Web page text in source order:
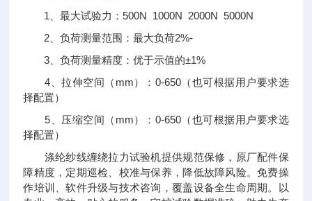
1、最大试验力：500N 1000N 2000N 5000N
2、负荷测量范围：最大负荷2%-
3、负荷测量精度：优于示值的±1%
4、拉伸空间（mm）：0-650（也可根据用户要求选
择配置）
5、压缩空间（mm）：0-650（也可根据用户要求选
择配置）
涤纶纱线缠绕拉力试验机提供规范保修，原厂配件保
障精度，定期巡检、校准与保养，降低故障风险。免费操
作培训、软件升级与技术咨询，覆盖设备全生命周期。以